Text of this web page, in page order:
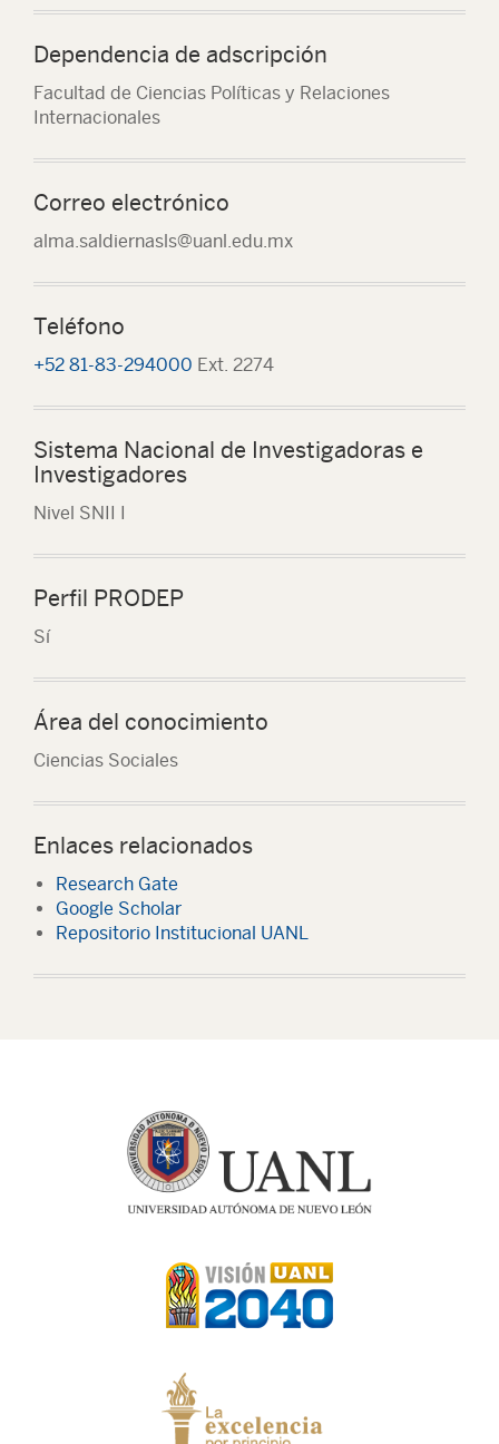
Dependencia de adscripción
Facultad de Ciencias Políticas y Relaciones
Internacionales
Correo electrónico
alma.saldiernasls@uanl.edu.mx
Teléfono
+52 81-83-294000 Ext. 2274
Sistema Nacional de Investigadoras e
Investigadores
Nivel SNII I
Perfil PRODEP
Sí
Área del conocimiento
Ciencias Sociales
Enlaces relacionados
Research Gate
Google Scholar
Repositorio Institucional UANL